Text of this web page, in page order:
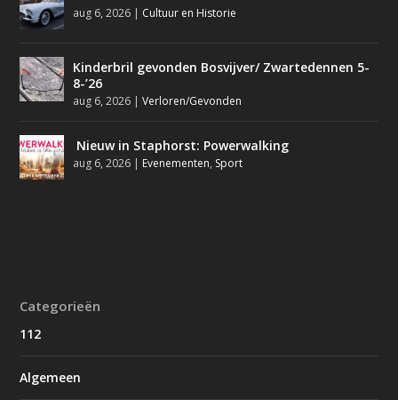
aug 6, 2026 | Cultuur en Historie
Kinderbril gevonden Bosvijver/ Zwartedennen 5-
8-’26
aug 6, 2026 |Verloren/Gevonden
Nieuw in Staphorst: Powerwalking
aug 6, 2026 | Evenementen, Sport
Categorieën
112
Algemeen